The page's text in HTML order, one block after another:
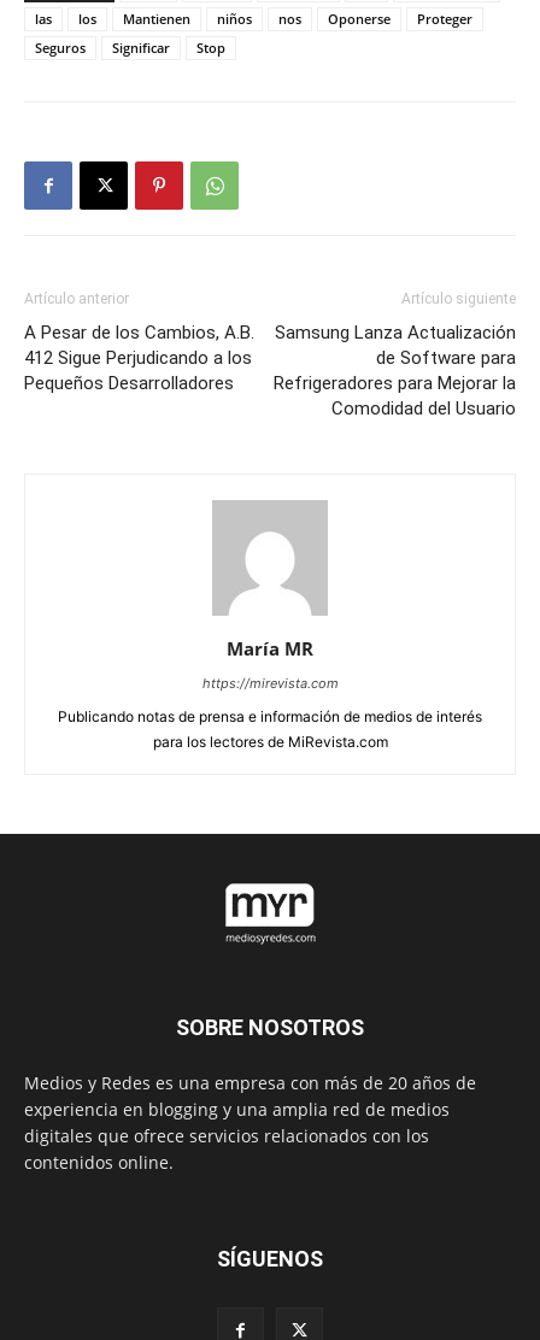
las
los Mantienen niños nos Oponerse
Proteger
Seguros
Significar Stop
Artículo anterior
A Pesar de los Cambios, A.B.
412 Sigue Perjudicando a los
Pequeños Desarrolladores
Artículo siguiente
Samsung Lanza Actualización
de Software para
Refrigeradores para Mejorar la
Comodidad del Usuario
María MR
https://mirevista.com
Publicando notas de prensa e información de medios de interés
para los lectores de MiRevista.com
SOBRE NOSOTROS
Medios y Redes es una empresa con más de 20 años de
experiencia en blogging y una amplia red de medios
digitales que ofrece servicios relacionados con los
contenidos online.
SÍGUENOS